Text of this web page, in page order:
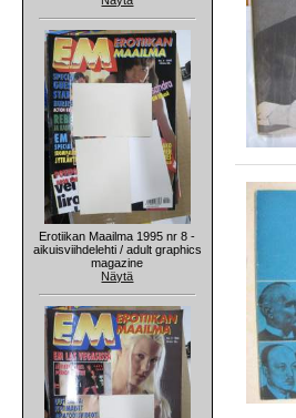
Erotiikan Maailma 1995 nr 8 -
aikuisviihdelehti / adult graphics
magazine
Näytä